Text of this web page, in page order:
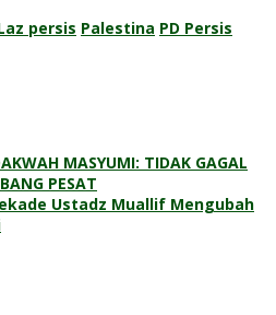
persis Palestina PD Persis
MASYUMI: TIDAK GAGAL
PESAT
Ustadz Muallif Mengubah